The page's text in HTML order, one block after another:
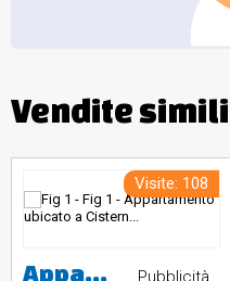
Vendite simili
Visite: 108
Appartamento ubicato a Cisterna di Latina (LT) - via Isolabella 39, piano T. a destinazione residenziale ubicata al piano terra di un fabbricato composto da 2 piani fuori terra. Si accede tramite cancello carrabile posto sulla via Isolabella al civico n.39. Identificato al catasto Fabbricati - Fg. 117, Part. 23, Sub. 6, Zc. 1, Categoria A2, Graffato sub7 corte esclusiva. L'immobile viene posto in vendita per il diritto di Proprietà (1/1). Pubblicità